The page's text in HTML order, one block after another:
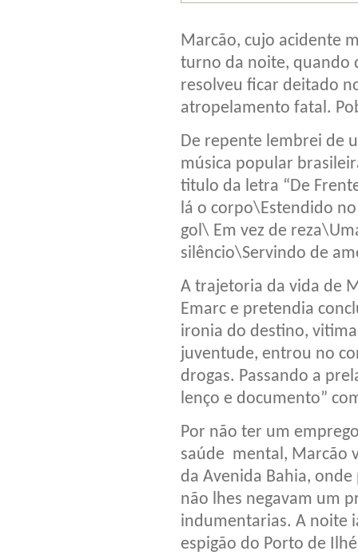
Marcão, cujo acidente
turno da noite, quando
resolveu ficar deitado
atropelamento fatal.
De repente lembrei de
música popular
titulo da letra “De
lá o corpo\Estendido
gol\ Em vez de
silêncio\Servindo de
A trajetoria da vida de
Emarc e pretendia
ironia do destino,
juventude, entrou no
drogas. Passando a
lenço e documento”
Por não ter um
saúde mental, Marcão
da Avenida Bahia,
não lhes negavam um
indumentarias. A noite
espigão do Porto de